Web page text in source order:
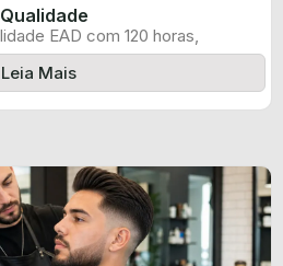
EAD com 120 horas,
produtor ...
Leia Mais